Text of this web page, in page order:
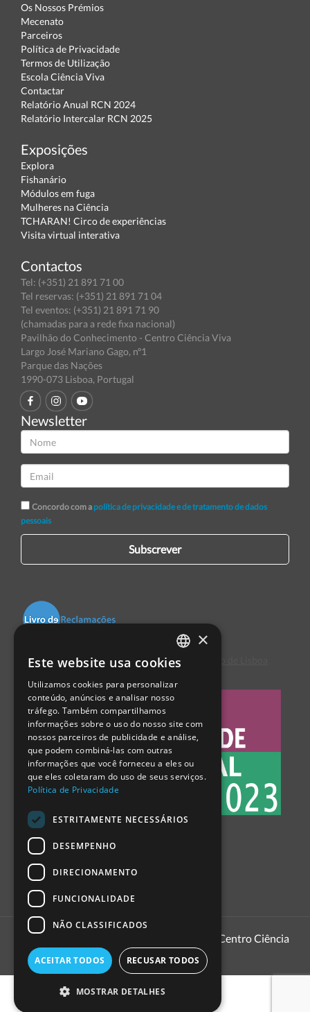
Os Nossos Prémios
Mecenato
Parceiros
Política de Privacidade
Termos de Utilização
Escola Ciência Viva
Contactar
Relatório Anual RCN 2024
Relatório Intercalar RCN 2025
Exposições
Explora
Fishanário
Módulos em fuga
Mulheres na Ciência
TCHARAN! Circo de experiências
Visita virtual interativa
Contactos
Tel: (+351) 21 891 71 00
Tel reservas: (+351) 21 891 71 04
Tel eventos: (+351) 21 891 71 90
(chamadas para a rede fixa nacional)
Pavilhão do Conhecimento - Centro Ciência Viva
Largo José Mariano Gago, nº1
Parque das Nações
1990-073 Lisboa, Portugal
Newsletter
Concordo com a política de privacidade e de tratamento de dados
pessoais
Subscrever
Centro de Arbitragem de Conflitos de Consumo de Lisboa
1999 - 2026
Pavilhão do Conhecimento | Centro Ciência
PORTUGUESE
ENGLISH
SPANISH
×
Este website usa cookies
Utilizamos cookies para personalizar
conteúdo, anúncios e analisar nosso
tráfego. Também compartilhamos
informações sobre o uso do nosso site com
nossos parceiros de publicidade e análise,
que podem combiná-las com outras
informações que você forneceu a eles ou
que eles coletaram do uso de seus serviços.
Política de Privacidade
ESTRITAMENTE NECESSÁRIOS
DESEMPENHO
DIRECIONAMENTO
FUNCIONALIDADE
NÃO CLASSIFICADOS
ACEITAR TODOS RECUSAR TODOS
MOSTRAR DETALHES